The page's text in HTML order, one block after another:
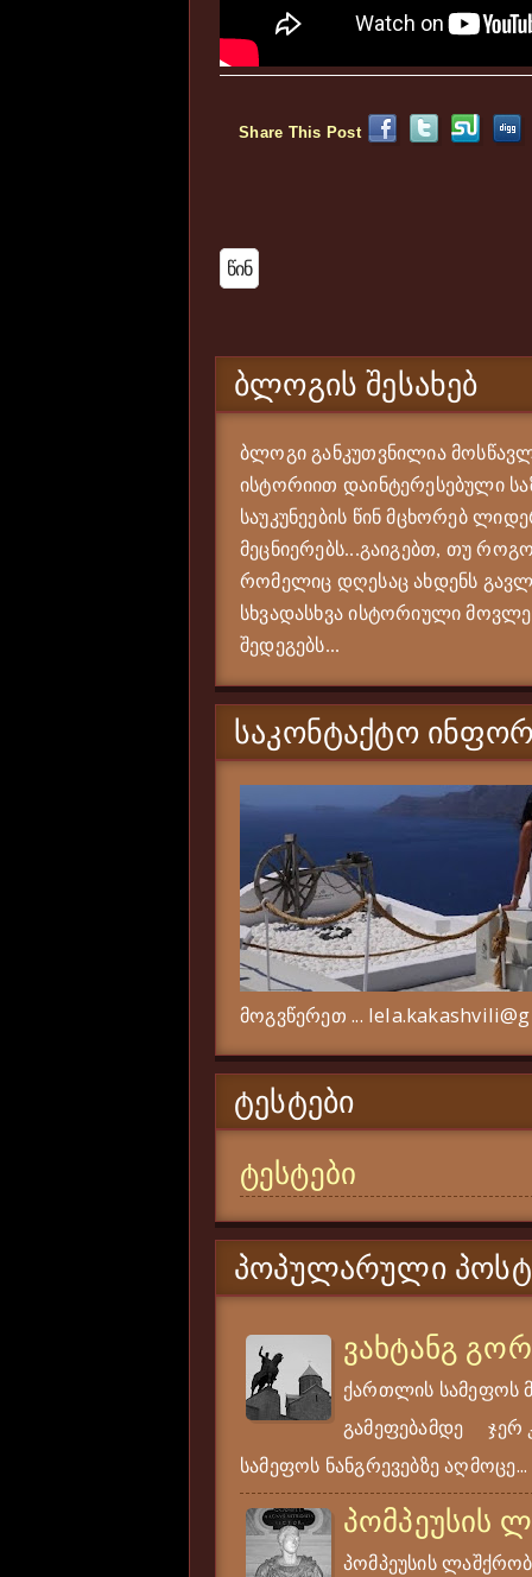
Share This Post
Წინ
ᲑᲚᲝᲒᲘᲡ ᲨᲔᲡᲐᲮᲔᲑ
ბლოგი განკუთვნილია
ისტორიით დაინტერესებული
საუკუნეების წინ მცხორებ
მეცნიერებს...გაიგებთ, თუ
რომელიც დღესაც ახდენს
სხვადასხვა ისტორიული
შედეგებს...
ᲡᲐᲙᲝᲜᲢᲐᲥᲢᲝ
მოგვწერეთ ...
ᲢᲔᲡᲢᲔᲑᲘ
ტესტები
ᲞᲝᲞᲣᲚᲐᲠᲣᲚᲘ
ვახტანგ
ქართლის სამეფოს
გამეფებამდე ჯერ
სამეფოს ნანგრევებზე აღმოცე...
პომპეუსის
პომპეუსის